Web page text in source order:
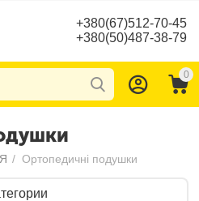
+380(67)512-70-45
+380(50)487-38-79
0
/ Ортопедичні подушки